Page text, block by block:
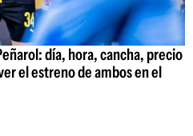
día, hora, cancha, precio
el estreno de ambos en el